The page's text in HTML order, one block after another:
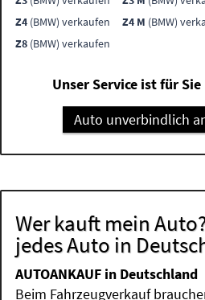
Z4 (BMW) verkaufen Z4 M (BMW)
Z8 (BMW) verkaufen
Unser Service ist für
Auto unverbindlich
Wer kauft mein
jedes Auto in
AUTOANKAUF in Deutschland
Beim Fahrzeugverkauf